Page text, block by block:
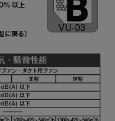
¥12,980（税抜価格 ￥
¥10,780（税抜価格 ￥
¥7,810（税抜価格 ￥